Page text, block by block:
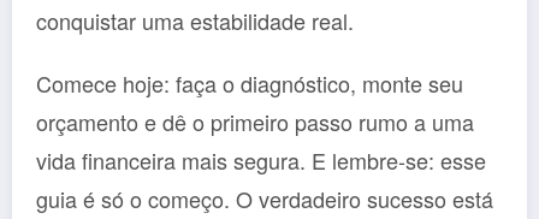
conquistar uma estabilidade real.
Comece hoje: faça o diagnóstico, monte seu
orçamento e dê o primeiro passo rumo a uma
vida financeira mais segura. E lembre-se: esse
guia é só o começo. O verdadeiro sucesso está